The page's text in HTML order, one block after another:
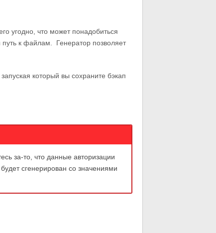
угодно, что может понадобиться
путь к файлам. Генератор позволяет
который вы сохраните бэкап
за-то, что данные авторизации
сгенерирован со значениями